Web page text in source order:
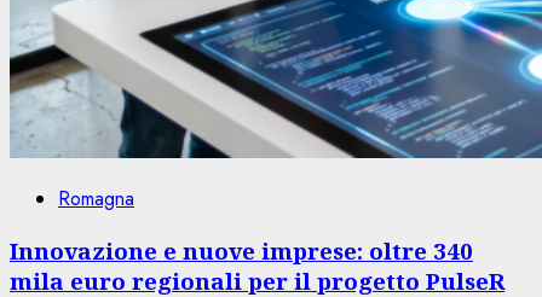
Romagna
Innovazione e nuove imprese: oltre 340
mila euro regionali per il progetto PulseR